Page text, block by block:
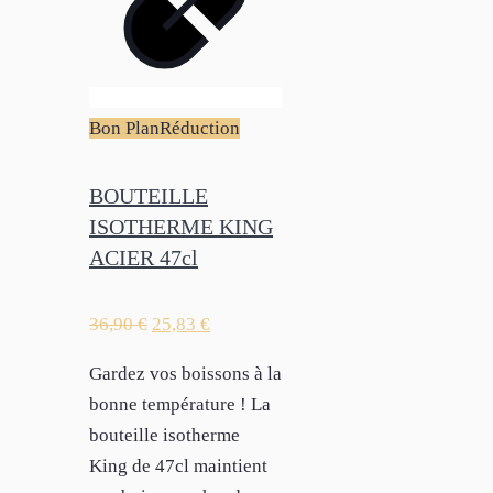
Bon PlanRéduction
BOUTEILLE
ISOTHERME KING
ACIER 47cl
36,90€ 25,83 €
Gardez vos boissons à la
bonne température ! La
bouteille isotherme
King de 47cl maintient